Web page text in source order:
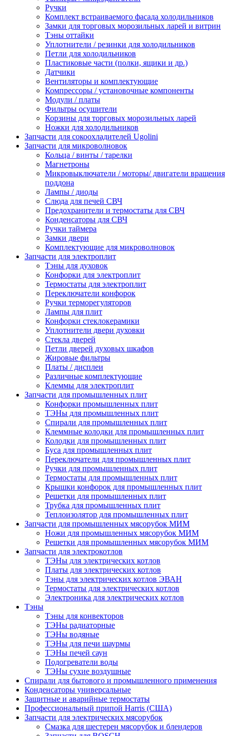
Ручки
Комплект встраиваемого фасада холодильников
Замки для торговых морозильных ларей и витрин
Тэны оттайки
Уплотнители / резинки для холодильников
Петли для холодильников
Пластиковые части (полки, ящики и др.)
Датчики
Вентиляторы и комплектующие
Компрессоры / установочные компоненты
Модули / платы
Фильтры осушители
Корзины для торговых морозильных ларей
Ножки для холодильников
Запчасти для сокоохладителей Ugolini
Запчасти для микроволновок
Кольца / винты / тарелки
Магнетроны
Микровыключатели / моторы/ двигатели вращения
поддона
Лампы / диоды
Слюда для печей СВЧ
Предохранители и термостаты для СВЧ
Конденсаторы для СВЧ
Ручки таймера
Замки двери
Комплектующие для микроволновок
Запчасти для электроплит
Тэны для духовок
Конфорки для электроплит
Термостаты для электроплит
Переключатели конфорок
Ручки терморегуляторов
Лампы для плит
Конфорки стеклокерамики
Уплотнители двери духовки
Стекла дверей
Петли дверей духовых шкафов
Жировые фильтры
Платы / дисплеи
Различные комплектующие
Клеммы для электроплит
Запчасти для промышленных плит
Конфорки промышленных плит
ТЭНы для промышленных плит
Спирали для промышленных плит
Клеммные колодки для промышленных плит
Колодки для промышленных плит
Буса для промышленных плит
Переключатели для промышленных плит
Ручки для промышленных плит
Термостаты для промышленных плит
Крышки конфорок для промышленных плит
Решетки для промышленных плит
Трубка для промышленных плит
Теплоизолятор для промышленных плит
Запчасти для промышленных мясорубок МИМ
Ножи для промышленных мясорубок МИМ
Решетки для промышленных мясорубок МИМ
Запчасти для электрокотлов
ТЭНы для электрических котлов
Платы для электрических котлов
Тэны для электрических котлов ЭВАН
Термостаты для электрических котлов
Электроника для электрических котлов
Тэны
Тэны для конвекторов
ТЭНы радиаторные
ТЭНы водяные
ТЭНы для печи шаурмы
ТЭНы печей саун
Подогреватели воды
ТЭНы сухие воздушные
Спирали для бытового и промышленного применения
Конденсаторы универсальные
Защитные и аварийные термостаты
Профессиональный припой Harris (США)
Запчасти для электрических мясорубок
Смазка для шестерен мясорубок и блендеров